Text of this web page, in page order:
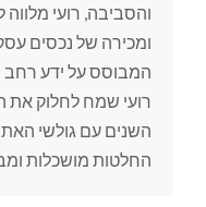
והסביבה, רועי
ומכירה של נכסים
המבוסס על ידע רחב
רועי שמח לחלוק את
השנים עם גולשי
החלטות מושכלות